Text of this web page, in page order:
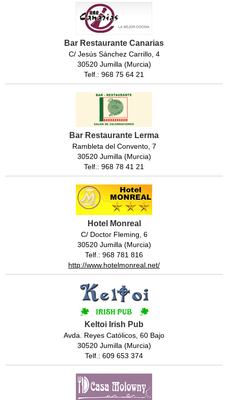
Bar Restaurante Canarias
C/ Jesús Sánchez Carrillo, 4
30520 Jumilla (Murcia)
Telf.: 968 75 64 21
Bar Restaurante Lerma
Rambleta del Convento, 7
30520 Jumilla (Murcia)
Telf.: 968 78 41 21
Hotel Monreal
C/ Doctor Fleming, 6
30520 Jumilla (Murcia)
Telf.: 968 781 816
http://www.hotelmonreal.net/
Keltoi Irish Pub
Avda. Reyes Católicos, 60 Bajo
30520 Jumilla (Murcia)
Telf.: 609 653 374